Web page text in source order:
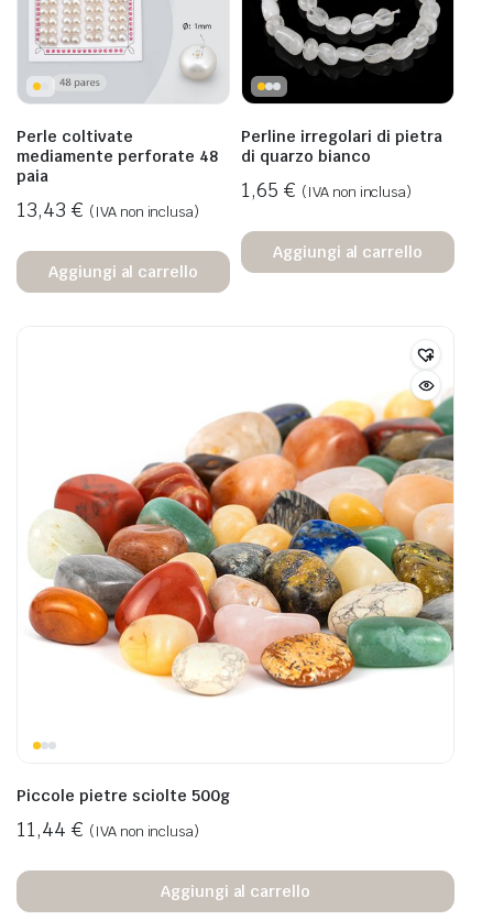
Perle coltivate
mediamente perforate 48
paia
13,43 € (IVA non inclusa)
Aggiungi al carrello
Perline irregolari di pietra
di quarzo bianco
1,65 € (IVA non inclusa)
Aggiungi al carrello
Piccole pietre sciolte 500g
11,44 € (IVA non inclusa)
Aggiungi al carrello